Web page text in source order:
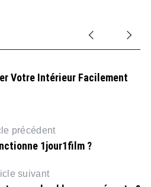
Votre Intérieur Facilement
précédent
1jour1film ?
suivant